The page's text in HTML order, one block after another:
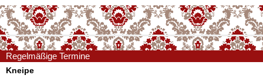
Regelmäßige Termine
Kneipe